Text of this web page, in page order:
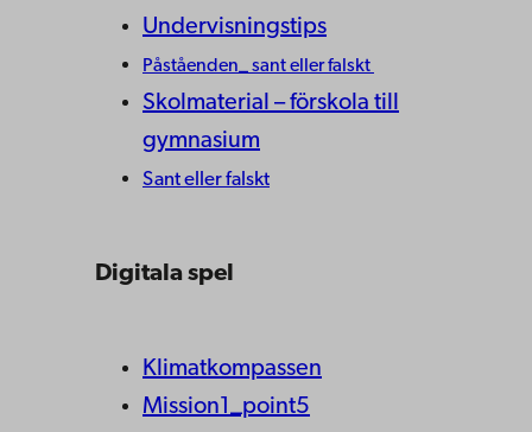
Undervisningstips
Påståenden_ sant eller falskt
Skolmaterial – förskola till
gymnasium
Sant eller falskt
Digitala spel
Klimatkompassen
Mission1_point5